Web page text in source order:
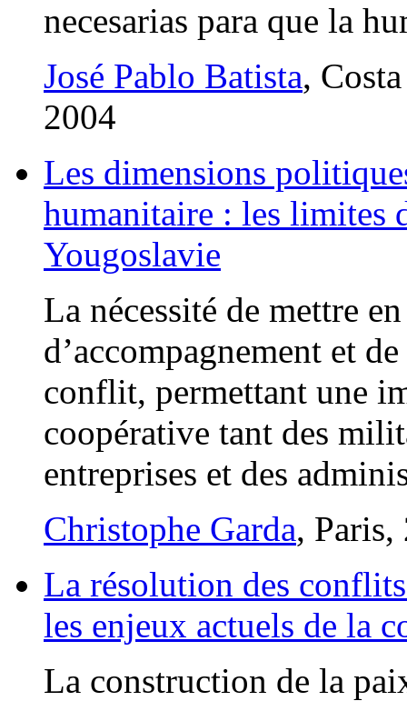
necesarias para que la
José Pablo Batista,
2004
Les dimensions
humanitaire : les limites
Yougoslavie
La nécessité de mettre
d’accompagnement et
conflit, permettant une
coopérative tant des
entreprises et des
Christophe Garda, Paris,
La résolution des
les enjeux actuels de la
La construction de la